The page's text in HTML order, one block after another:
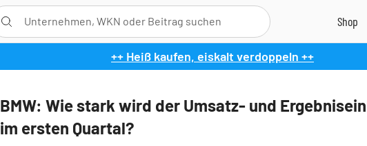
++ Heiß kaufen, eiskalt verdoppeln ++
BMW: Wie stark wird der Umsatz- und
im ersten Quartal?